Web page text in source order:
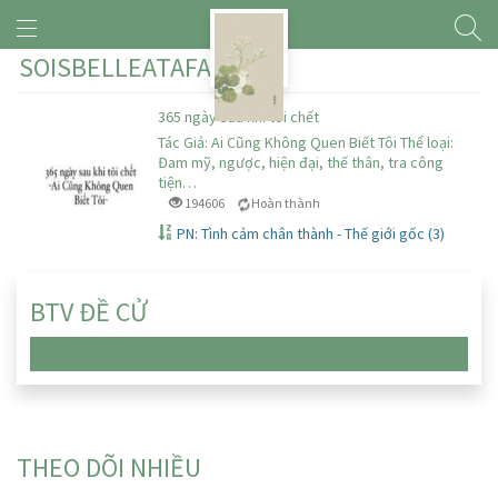
SOISBELLEATAFACON
365 ngày sau khi tôi chết
Tác Giả: Ai Cũng Không Quen Biết Tôi Thể loại:
Đam mỹ, ngược, hiện đại, thế thân, tra công
tiện…
194606 Hoàn thành
PN: Tình cảm chân thành - Thế giới gốc (3)
BTV ĐỀ CỬ
THEO DÕI NHIỀU